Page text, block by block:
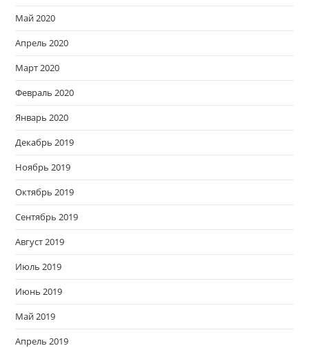
Май 2020
Апрель 2020
Март 2020
Февраль 2020
Январь 2020
Декабрь 2019
Ноябрь 2019
Октябрь 2019
Сентябрь 2019
Август 2019
Июль 2019
Июнь 2019
Май 2019
Апрель 2019